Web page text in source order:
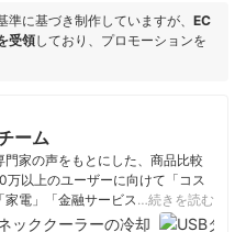
に基づき制作していますが、 EC
受領しており、プロモーションを
ーム
家の声をもとにした、商品比較
以上のユーザーに向けて「コス
家電」「金融サービス」まで、ベ
らうために、毎日コンテンツを制
…続きを読む